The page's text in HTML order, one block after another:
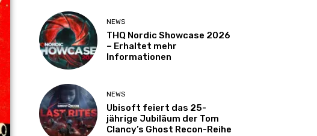
NEWS
THQ Nordic Showcase 2026
– Erhaltet mehr
Informationen
NEWS
Ubisoft feiert das 25-
jährige Jubiläum der Tom
Clancy’s Ghost Recon-Reihe